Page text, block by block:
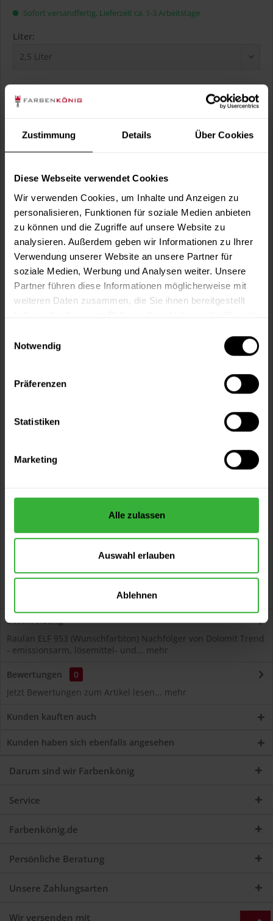
Zustimmung Details Über Cookies
Diese Webseite verwendet Cookies
Wir verwenden Cookies, um Inhalte und Anzeigen zu
personalisieren, Funktionen für soziale Medien anbieten
zu können und die Zugriffe auf unsere Website zu
analysieren. Außerdem geben wir Informationen zu Ihrer
Verwendung unserer Website an unsere Partner für
soziale Medien, Werbung und Analysen weiter. Unsere
Partner führen diese Informationen möglicherweise mit
weiteren Daten zusammen, die Sie ihnen bereitgestellt
Notwendig
Präferenzen
Statistiken
Marketing
Alle zulassen
Auswahl erlauben
Ablehnen
Sofort versandfertig, Lieferzeit ca. 1-3 Arbeitstage
Liter:
Wie viele m² wollen Sie bearbeiten?
Kollektion:
Wunschfarbcode*:
In den Warenkorb
Merken
Kostenloser Versand ab 60 EUR
Versand innerhalb von 48h*
Persönliche Beratung unter040 60 77 65 23
Beschreibung
Raulan ELF 953 (Wunschfarbton) Nachfolger von Dolomit Trend
- emissionsarm, lösemittel- und... mehr
Bewertungen
0
Jetzt Bewertungen zum Artikel lesen... mehr
Kunden kauften auch
Kunden haben sich ebenfalls angesehen
Darum sind wir Farbenkönig
Service
Farbenkönig.de
Persönliche Beratung
Unsere Zahlungsarten
Wir versenden mit